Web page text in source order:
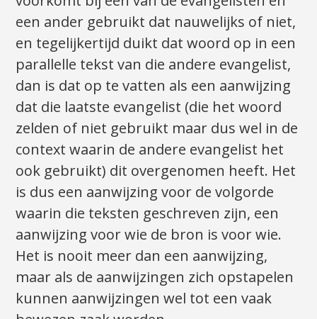
een ander gebruikt dat nauwelijks of niet,
en tegelijkertijd duikt dat woord op in een
parallelle tekst van die andere evangelist,
dan is dat op te vatten als een aanwijzing
dat die laatste evangelist (die het woord
zelden of niet gebruikt maar dus wel in de
context waarin de andere evangelist het
ook gebruikt) dit overgenomen heeft. Het
is dus een aanwijzing voor de volgorde
waarin die teksten geschreven zijn, een
aanwijzing voor wie de bron is voor wie.
Het is nooit meer dan een aanwijzing,
maar als de aanwijzingen zich opstapelen
kunnen aanwijzingen wel tot een vaak